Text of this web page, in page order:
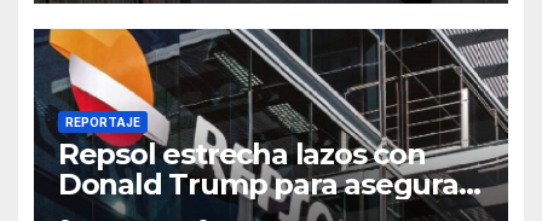
REPORTAJE
Repsol estrecha lazos con
Donald Trump para asegurar